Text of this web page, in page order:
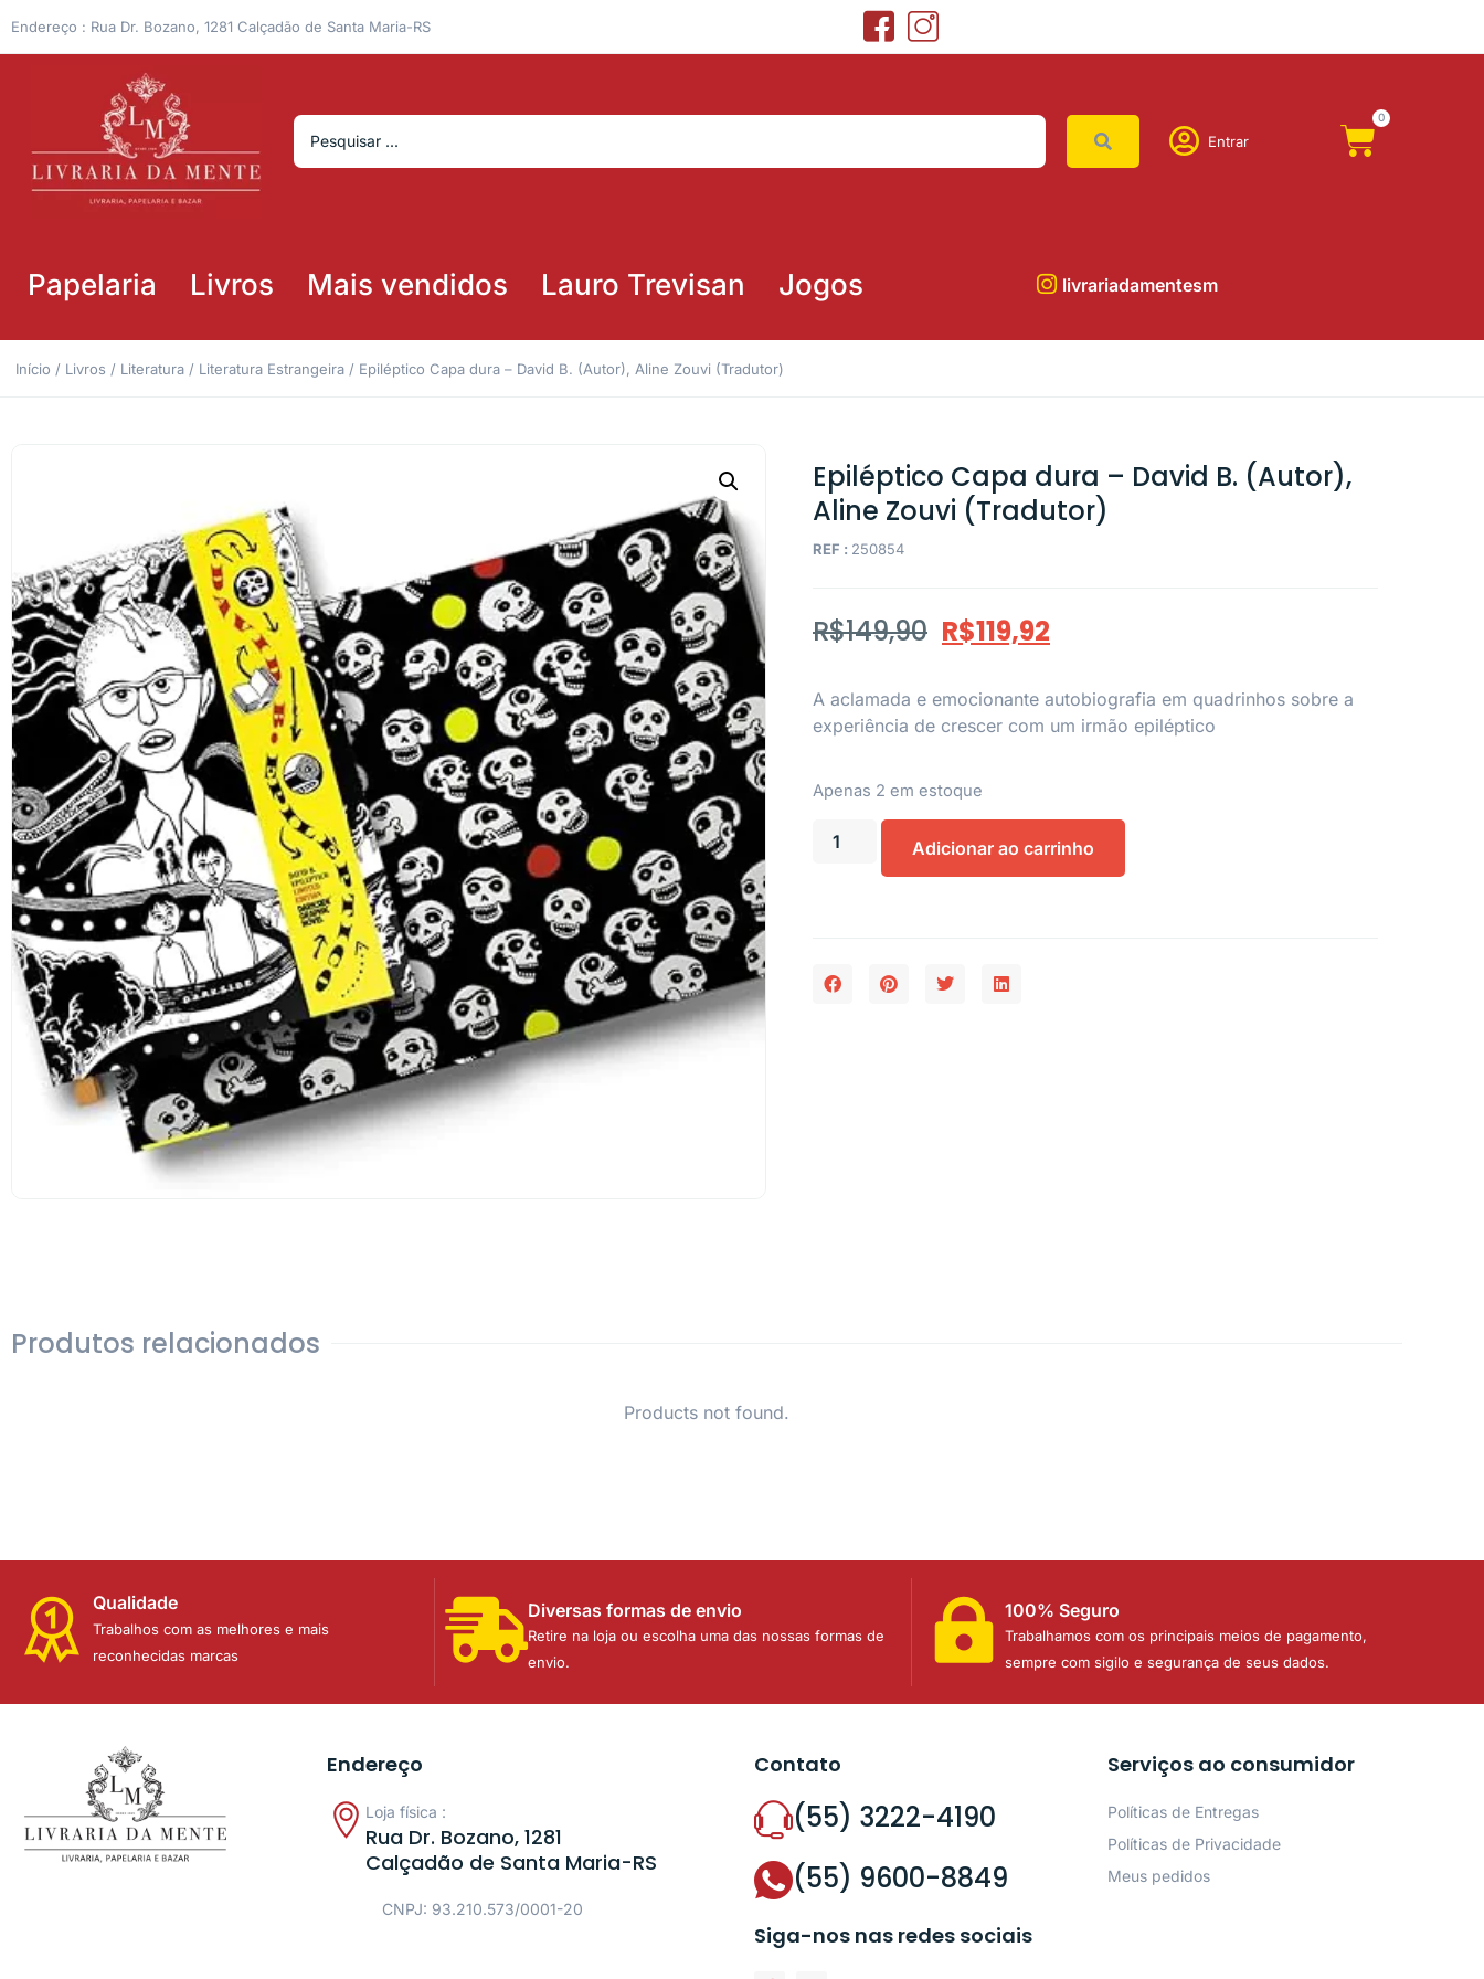
Endereço : Rua Dr. Bozano, 1281 Calçadão de Santa Maria-RS
Entrar
0
Papelaria Livros Mais vendidos Lauro Trevisan Jogos livrariadamentesm
Início / Livros / Literatura / Literatura Estrangeira / Epiléptico Capa dura – David B. (Autor), Aline Zouvi (Tradutor)
Epiléptico Capa dura – David B. (Autor),
Aline Zouvi (Tradutor)
REF : 250854
R$149,90 R$119,92
A aclamada e emocionante autobiografia em quadrinhos sobre a
experiência de crescer com um irmão epiléptico
Apenas 2 em estoque
Adicionar ao carrinho
Produtos relacionados
Products not found.
Qualidade
Trabalhos com as melhores e mais
reconhecidas marcas
Diversas formas de envio
Retire na loja ou escolha uma das nossas formas de
envio.
100% Seguro
Trabalhamos com os principais meios de pagamento,
sempre com sigilo e segurança de seus dados.
Endereço
Loja física :
Rua Dr. Bozano, 1281
Calçadão de Santa Maria-RS
CNPJ: 93.210.573/0001-20
Contato
(55) 3222-4190
(55) 9600-8849
Siga-nos nas redes sociais
Serviços ao consumidor
Políticas de Entregas
Políticas de Privacidade
Meus pedidos